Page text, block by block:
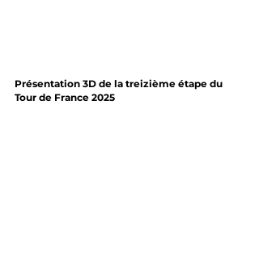
Présentation 3D de la treizième étape du
Tour de France 2025